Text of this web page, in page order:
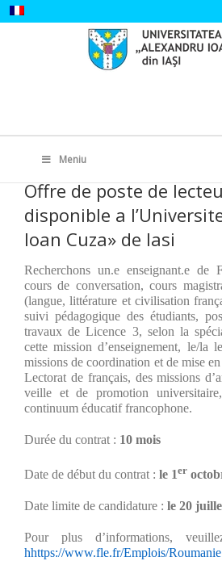
Skip
to
for:
Meniu
Offre de poste de
disponible a
Ioan Cuza» de Iasi
Recherchons un.e enseignant.e de
cours de conversation, cours
(langue, littérature et civilisation
suivi pédagogique des étudiants,
travaux de Licence 3, selon la
cette mission d’enseignement, le/la
missions de coordination et de mise
Lectorat de français, des missions
veille et de promotion
continuum éducatif francophone.
Durée du contrat : 10 mois
Date de début du contrat : le 1er
Date limite de candidature : le 20
Pour plus d’informations,
hhttps://www.fle.fr/Emplois/Roumanie